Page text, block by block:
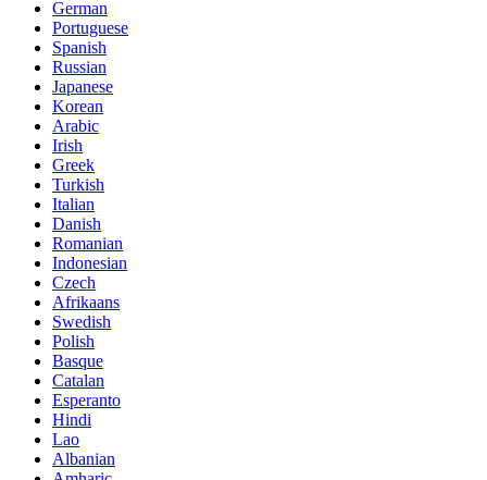
German
Portuguese
Spanish
Russian
Japanese
Korean
Arabic
Irish
Greek
Turkish
Italian
Danish
Romanian
Indonesian
Czech
Afrikaans
Swedish
Polish
Basque
Catalan
Esperanto
Hindi
Lao
Albanian